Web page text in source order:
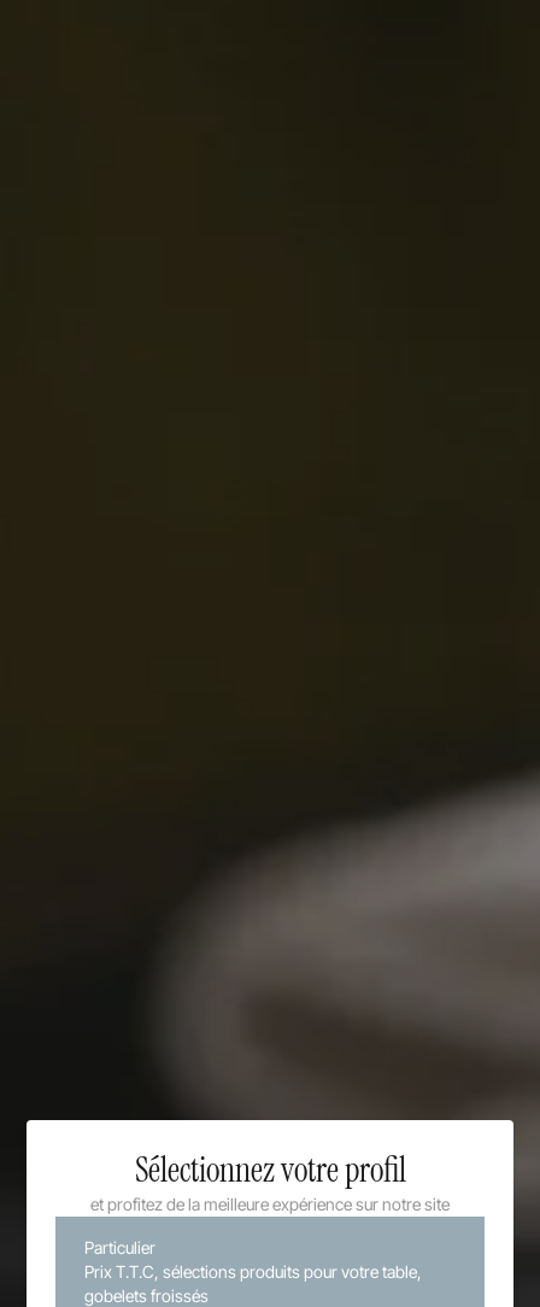
Sélectionnez votre profil
et profitez de la meilleure expérience sur notre site
Particulier
Prix T.T.C, sélections produits pour votre table,
gobelets froissés